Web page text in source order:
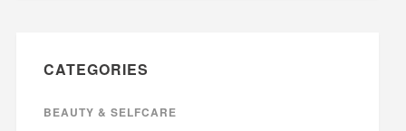
CATEGORIES
BEAUTY & SELFCARE